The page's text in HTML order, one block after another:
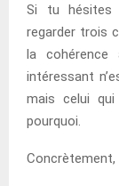
Si tu hésites
regarder trois
la cohérence
intéressant
mais celui
pourquoi.
Concrètement,